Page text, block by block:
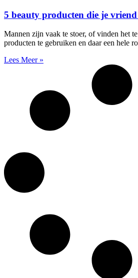
5 beauty producten die je
Mannen zijn vaak te stoer, of vinden het
producten te gebruiken en daar een hele
Lees Meer »